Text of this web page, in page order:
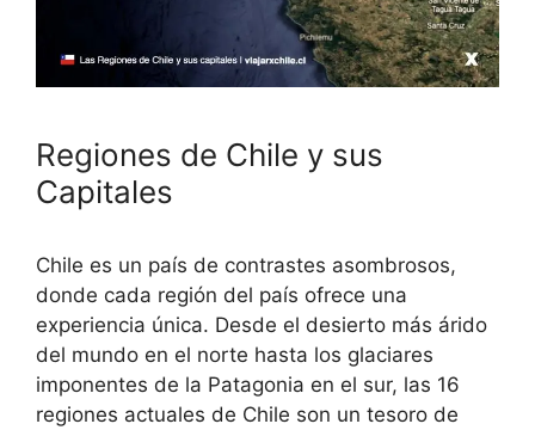
Regiones de Chile y sus
Capitales
Chile es un país de contrastes asombrosos,
donde cada región del país ofrece una
experiencia única. Desde el desierto más árido
del mundo en el norte hasta los glaciares
imponentes de la Patagonia en el sur, las 16
regiones actuales de Chile son un tesoro de